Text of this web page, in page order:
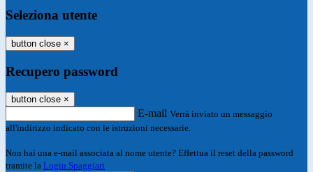
Seleziona utente
button close ×
Recupero password
button close ×
E-mail Verrà inviato un messaggio
all'indirizzo indicato con le istruzioni necessarie.
Non hai una e-mail associata al nome utente? Effettua il reset della password
tramite la Login Spaggiari